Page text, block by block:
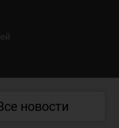
новости